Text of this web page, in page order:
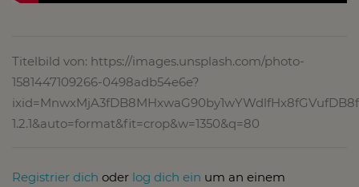
Titelbild von: https://images.unsplash.com/photo-
1581447109266-0498adb54e6e?
1.2.1&auto=format&fit=crop&w=1350&q=80
Registrier dich oder log dich ein um an einem